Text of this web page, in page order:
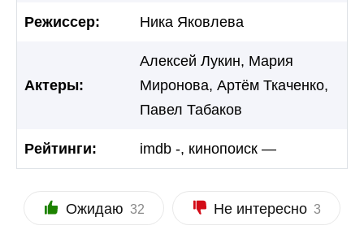
Режиссер: Ника Яковлева
Актеры:
Алексей Лукин, Мария
Миронова, Артём Ткаченко,
Павел Табаков
Рейтинги: imdb -, кинопоиск —
Ожидаю 32 Не интересно 3